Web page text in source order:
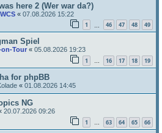
here 2 (Wer war da?)
« 07.08.2026 15:22
1 46 47 48 49
Spiel
on-Tour « 05.08.2026 19:23
1 … 16 17 18 19
for phpBB
« 01.08.2026 14:45
NG
20.07.2026 09:26
1 … 63 64 65 66